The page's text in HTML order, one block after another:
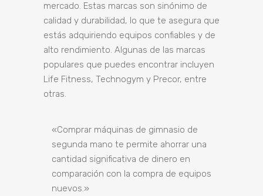
mercado. Estas marcas son sinónimo de
calidad y durabilidad, lo que te asegura que
estás adquiriendo equipos confiables y de
alto rendimiento. Algunas de las marcas
populares que puedes encontrar incluyen
Life Fitness, Technogym y Precor, entre
otras.
«Comprar máquinas de gimnasio de
segunda mano te permite ahorrar una
cantidad significativa de dinero en
comparación con la compra de equipos
nuevos.»